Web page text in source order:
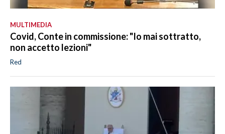
MULTIMEDIA
Covid, Conte in commissione: "Io mai sottratto,
non accetto lezioni"
Red